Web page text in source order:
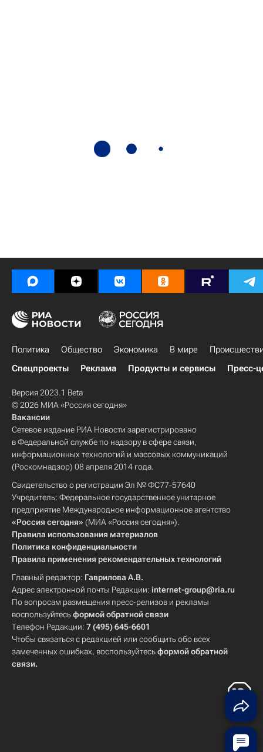
Политика Общество Экономика В мире
Спецпроекты
Реклама Продукты и сервисы Пресс-
Версия 2023.1 Beta
© 2026 МИА «Россия сегодня»
Вакансии
Сетевое издание РИА Новости зарегистрировано
в Федеральной службе по надзору в сфере связи,
информационных технологий и массовых коммуникаций
(Роскомнадзор) 08 апреля 2014 года.
Свидетельство о регистрации Эл № ФС77-57640
Учредитель: Федеральное государственное унитарное
предприятие Международное информационное агентство
«Россия сегодня» (МИА «Россия сегодня»).
Правила использования материалов
Политика конфиденциальности
Правила применения рекомендательных технологий
Главный редактор: Гаврилова А.В.
Адрес электронной почты Редакции: internet-group@ria.ru
По вопросам размещения пресс-релизов и рекламы
воспользуйтесьформой обратной связи
Телефон Редакции: 7 (495) 645-6601
Чтобы связаться с редакцией или сообщить обо всех
замеченных ошибках, воспользуйтесьформой обратной
связи.